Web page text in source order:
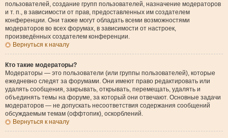
пользователей, создание групп пользователей, назначение модераторов
и т. п., в зависимости от прав, предоставленных им создателем
конференции. Они также могут обладать всеми возможностями
модераторов во всех форумах, в зависимости от настроек,
произведённых создателем конференции.
Вернуться к началу
Кто такие модераторы?
Модераторы — это пользователи (или группы пользователей), которые
ежедневно следят за форумами. Они имеют право редактировать или
удалять сообщения, закрывать, открывать, перемещать, удалять и
объединять темы на форуме, за который они отвечают. Основные задачи
модераторов — не допускать несоответствия содержания сообщений
обсуждаемым темам (оффтопик), оскорблений.
Вернуться к началу